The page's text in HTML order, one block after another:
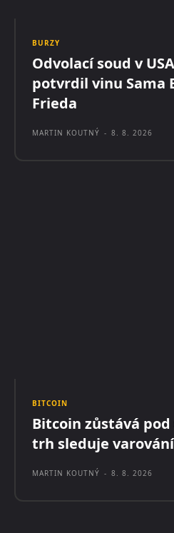
BURZY
Odvolací soud v
potvrdil vinu Sama
Frieda
MARTIN KOUTNÝ - 8. 8. 2026
BITCOIN
Bitcoin zůstává
trh sleduje
MARTIN KOUTNÝ - 8. 8. 2026